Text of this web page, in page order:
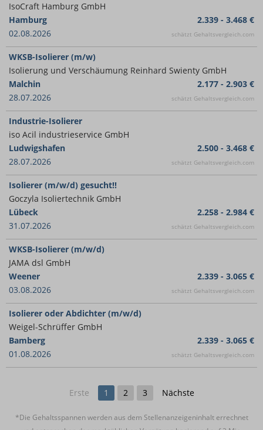
IsoCraft Hamburg GmbH
Hamburg
02.08.2026
2.339 - 3.468 €
schätzt Gehaltsvergleich.com
WKSB-Isolierer (m/w)
Isolierung und Verschäumung Reinhard Swienty GmbH
Malchin
28.07.2026
2.177 - 2.903 €
schätzt Gehaltsvergleich.com
Industrie-Isolierer
iso Acil industrieservice GmbH
Ludwigshafen
28.07.2026
2.500 - 3.468 €
schätzt Gehaltsvergleich.com
Isolierer (m/w/d) gesucht!!
Goczyla Isoliertechnik GmbH
Lübeck
31.07.2026
2.258 - 2.984 €
schätzt Gehaltsvergleich.com
WKSB-Isolierer (m/w/d)
JAMA dsl GmbH
Weener
03.08.2026
2.339 - 3.065 €
schätzt Gehaltsvergleich.com
Isolierer oder Abdichter (m/w/d)
Weigel-Schrüffer GmbH
Bamberg
01.08.2026
2.339 - 3.065 €
schätzt Gehaltsvergleich.com
Erste 1 2 3 Nächste
*Die Gehaltsspannen werden aus dem Stellenanzeigeninhalt errechnet